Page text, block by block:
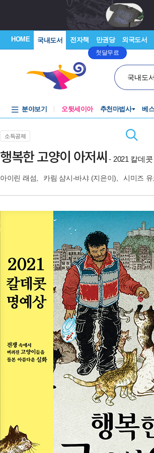
HOME 국내도서 전자책 만권당
첫달무료
외국도서
국내도
분야보기 오뒷세이아 추천마법사 베
소득공제
행복한 고양이 아저씨 - 2021 칼데
아이린 래섬 카림 샴시-바샤(지은이), 시미즈